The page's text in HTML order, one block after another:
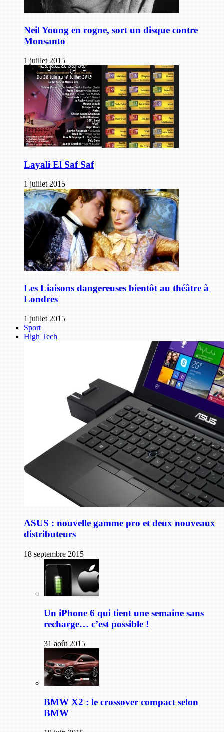
Neil Young en rogne, sort un disque contre
Monsanto
1 juillet 2015
Layali El Saf Saf
1 juillet 2015
Les Liaisons dangereuses bientôt au théâtre à
Londres
1 juillet 2015
Sport
High Tech
ASUS : nouvelle gamme pro et deux nouveaux
distributeurs
18 septembre 2015
Un iPhone 6 qui tient une semaine sans
recharge… c’est possible !
31 août 2015
BMW X2 : le crossover compact selon
BMW